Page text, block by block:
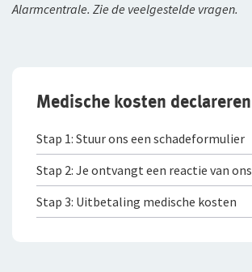
Bedrijfsgebouwenverzekering
Bestelautoverzekering
Bekijk alle zakelijke verzekeringen
Voor je personeel
Alarmcentrale. Zie de veelgestelde vragen.
Medische kosten declareren
Stap 1: Stuur ons een schadeformulier
Stap 2: Je ontvangt een reactie van ons
Stap 3: Uitbetaling medische kosten